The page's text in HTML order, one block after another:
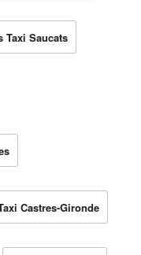
Taxi Saucats
Castres-Gironde